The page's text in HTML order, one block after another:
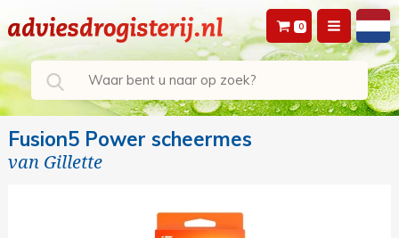
0
Fusion5 Power scheermes
van Gillette